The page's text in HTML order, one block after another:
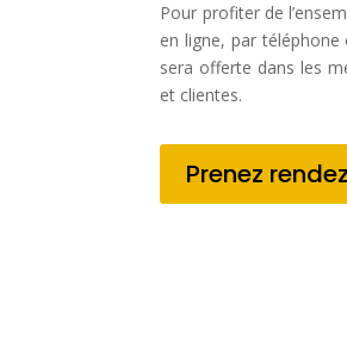
Pour profiter de
en ligne, par
sera offerte dans les
et clientes.
Prenez